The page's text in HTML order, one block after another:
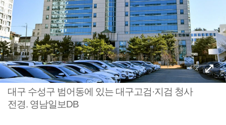
대구 수성구 범어동에 있는 대구고검·지검 청사
전경. 영남일보DB